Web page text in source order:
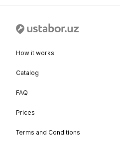
How it works
Catalog
FAQ
Prices
Terms and Conditions